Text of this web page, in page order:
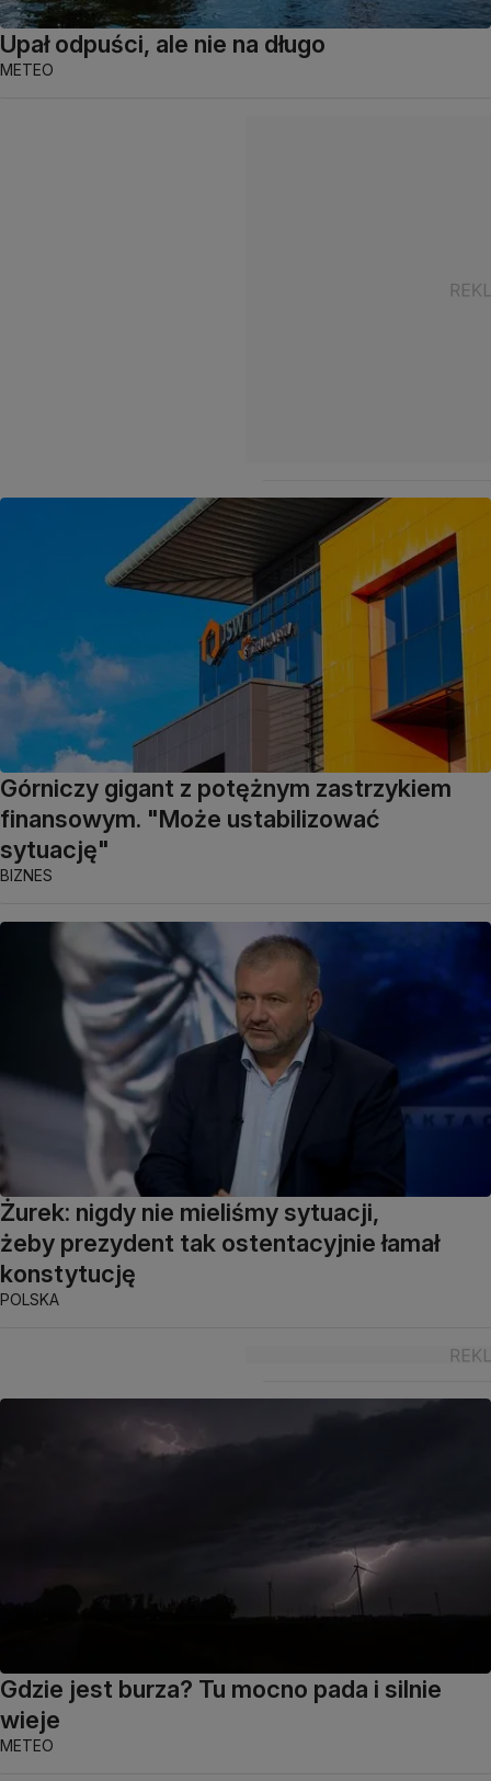
Upał odpuści, ale nie na długo
METEO
Górniczy gigant z potężnym zastrzykiem
finansowym. "Może ustabilizować
sytuację"
BIZNES
Żurek: nigdy nie mieliśmy sytuacji,
żeby prezydent tak ostentacyjnie łamał
konstytucję
POLSKA
Gdzie jest burza? Tu mocno pada i silnie
wieje
METEO